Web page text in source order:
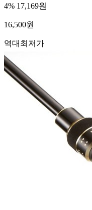
4% 17,169원
16,500원
역대최저가